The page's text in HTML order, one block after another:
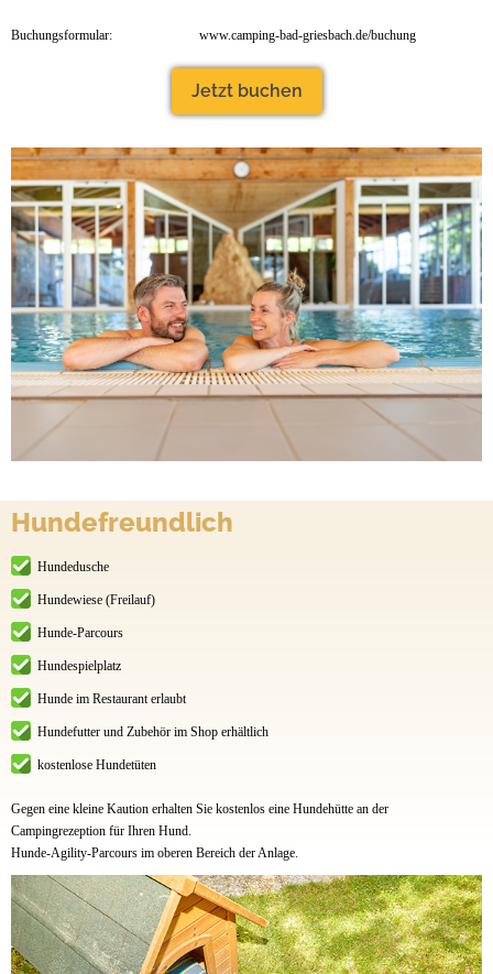
Buchungsformular: www.camping-bad-griesbach.de/buchung
Jetzt buchen
Hundefreundlich
Hundedusche
Hundewiese (Freilauf)
Hunde-Parcours
Hundespielplatz
Hunde im Restaurant erlaubt
Hundefutter und Zubehör im Shop erhältlich
kostenlose Hundetüten
Gegen eine kleine Kaution erhalten Sie kostenlos eine Hundehütte an der
Campingrezeption für Ihren Hund.
Hunde-Agility-Parcours im oberen Bereich der Anlage.